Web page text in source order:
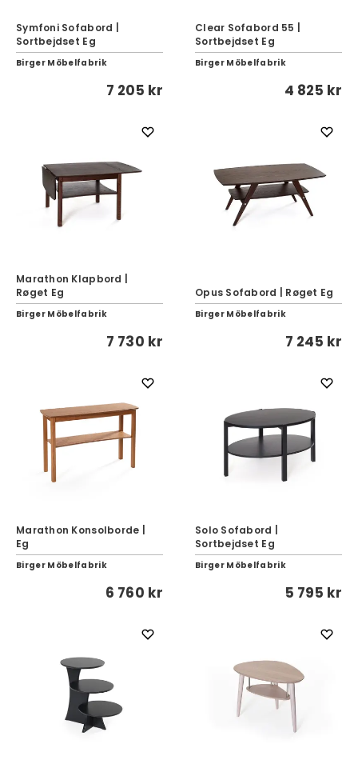
Symfoni Sofabord |
Sortbejdset Eg
Birger Möbelfabrik
7 205 kr
Clear Sofabord 55 |
Sortbejdset Eg
Birger Möbelfabrik
4 825 kr
Marathon Klapbord |
Røget Eg
Birger Möbelfabrik
7 730 kr
Opus Sofabord | Røget Eg
Birger Möbelfabrik
7 245 kr
Marathon Konsolborde |
Eg
Birger Möbelfabrik
6 760 kr
Solo Sofabord |
Sortbejdset Eg
Birger Möbelfabrik
5 795 kr